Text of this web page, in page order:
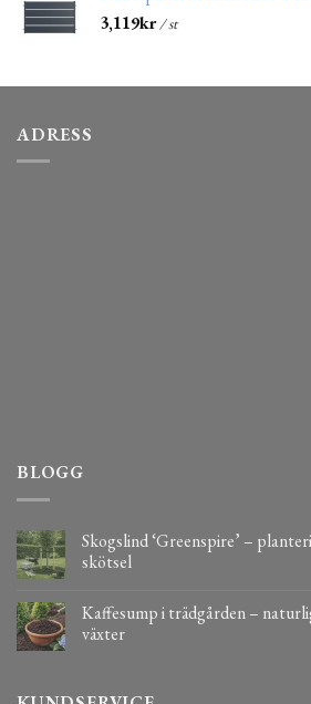
3,119kr/ st
ADRESS
BLOGG
Skogslind ‘Greenspire’ –
skötsel
Kaffesump i trädgården –
växter